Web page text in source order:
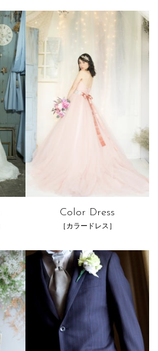
Color Dress
［カラードレス］